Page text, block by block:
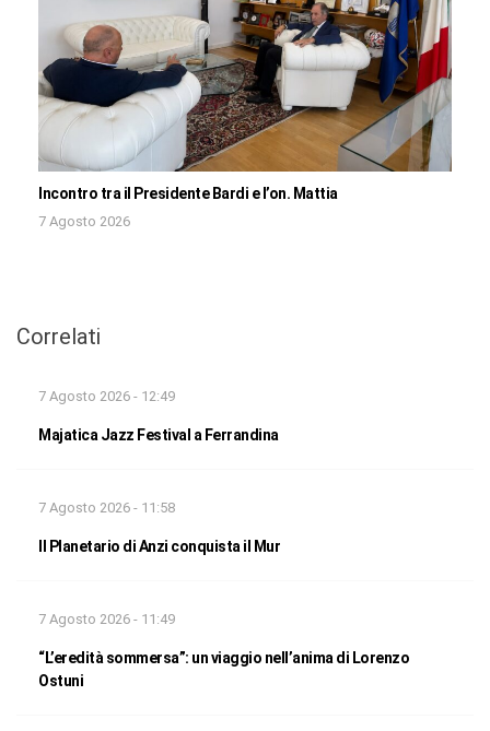
Incontro tra il Presidente Bardi e l’on. Mattia
7 Agosto 2026
Correlati
7 Agosto 2026 - 12:49
Majatica Jazz Festival a Ferrandina
7 Agosto 2026 - 11:58
Il Planetario di Anzi conquista il Mur
7 Agosto 2026 - 11:49
“L’eredità sommersa”: un viaggio nell’anima di Lorenzo
Ostuni